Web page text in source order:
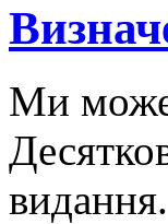
Ми
видання.